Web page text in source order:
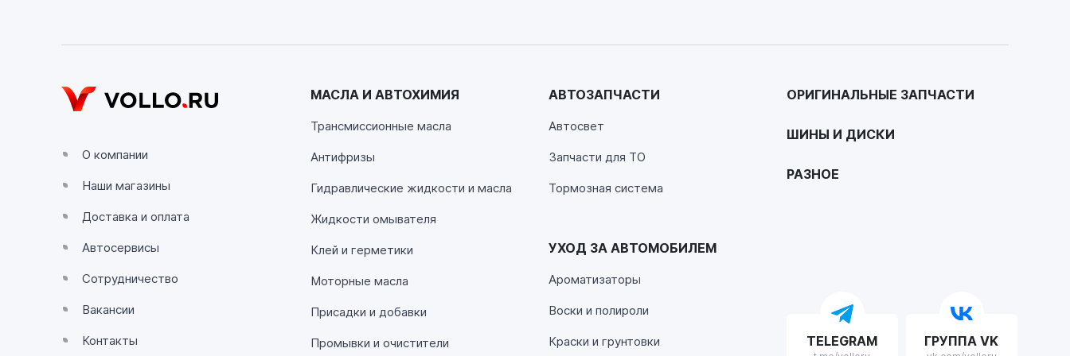
Пн-Пт с 9:00 до 19:00 Сб-Вс с 10:00 до 19:00
Пн-Пт с 9:00 до 19:00 Сб-Вс с 10:00 до 19:00
г. Рязань, улица Островского, д.109/2
г. Тверь, проспект Николая Корыткова, 17А
О компании
Наши магазины
Доставка и оплата
Автосервисы
Сотрудничество
Вакансии
Контакты
МАСЛА И АВТОХИМИЯ
Трансмиссионные масла
Антифризы
Гидравлические жидкости и масла
Жидкости омывателя
Клей и герметики
Моторные масла
Присадки и добавки
Промывки и очистители
АВТОЗАПЧАСТИ
Автосвет
Запчасти для ТО
Тормозная система
УХОД ЗА АВТОМОБИЛЕМ
Ароматизаторы
Воски и полироли
Краски и грунтовки
ОРИГИНАЛЬНЫЕ ЗАПЧАСТИ
ШИНЫ И ДИСКИ
РАЗНОЕ
TELEGRAM ГРУППА VK